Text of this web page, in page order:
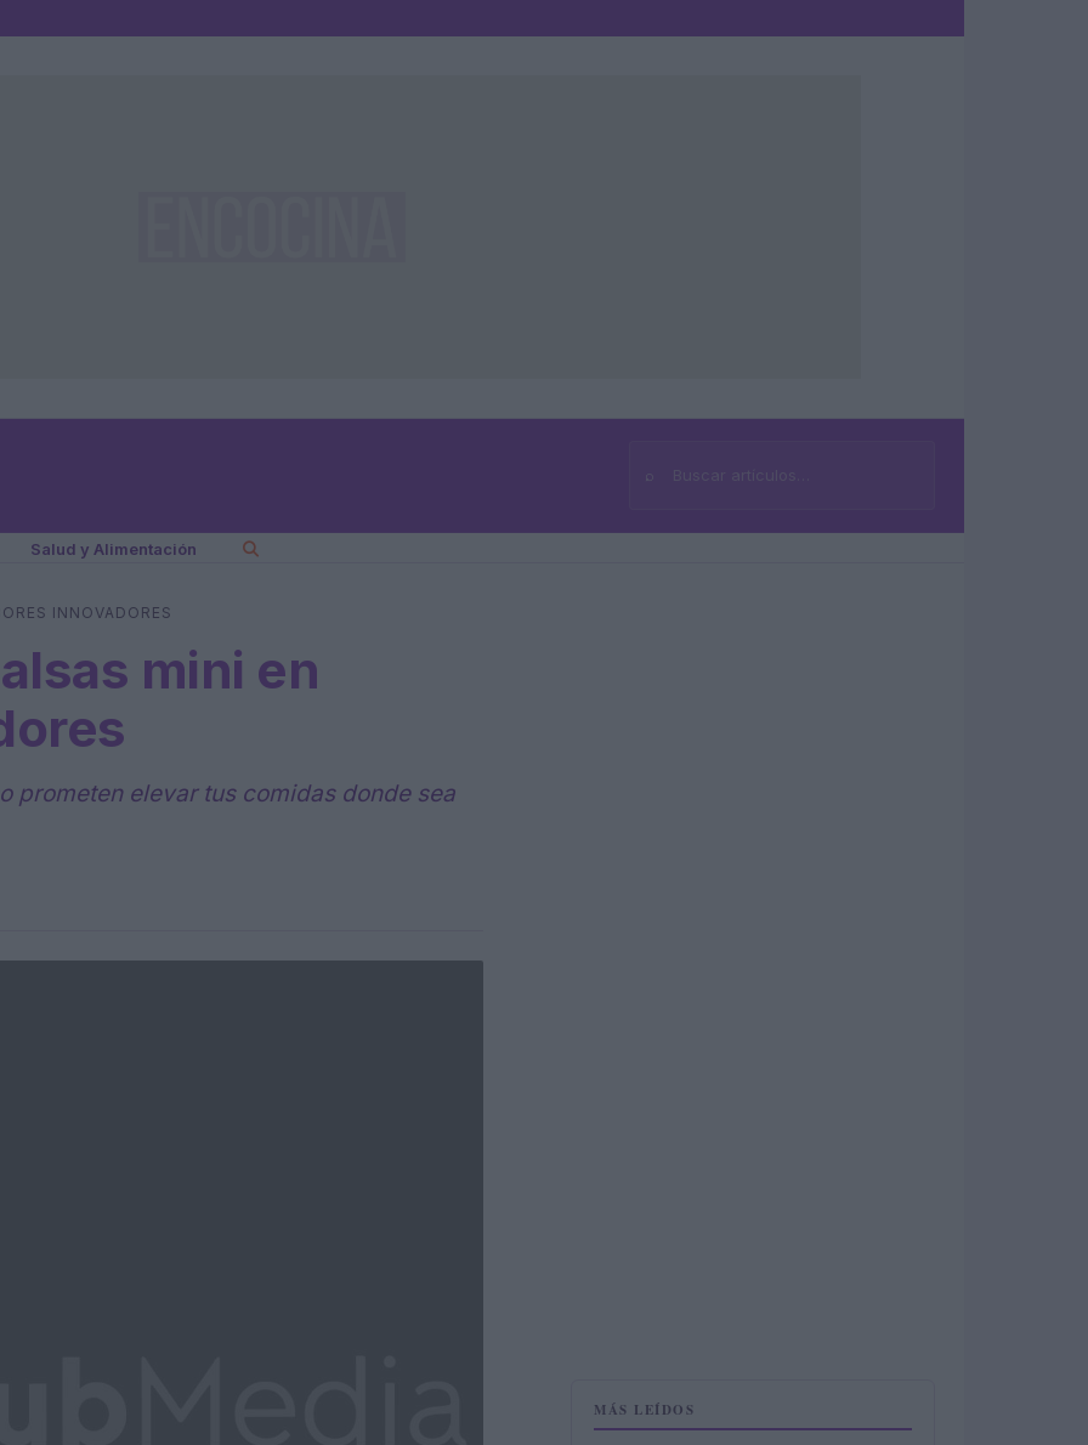
⌕Buscar
Salud y Alimentación
INNOVADORES
mini en
prometen elevar tus comidas donde sea
MÁS LEÍDOS